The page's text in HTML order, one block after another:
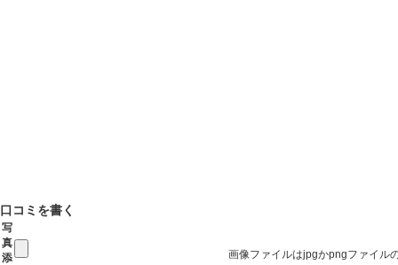
口コミを書く
写
真
添
画像ファイルはjpgかpngファイル